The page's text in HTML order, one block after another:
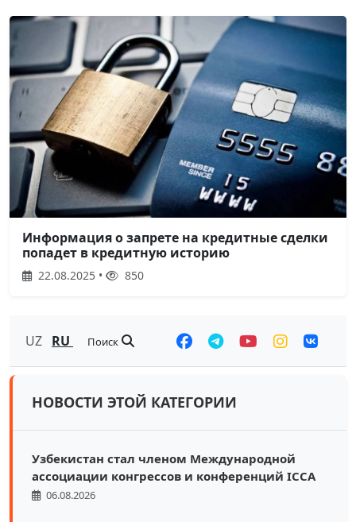
Информация о запрете на кредитные сделки
попадет в кредитную историю
22.08.2025 • 850
UZ RU Поиск
НОВОСТИ ЭТОЙ КАТЕГОРИИ
Узбекистан стал членом Международной
ассоциации конгрессов и конференций ICCA
06.08.2026